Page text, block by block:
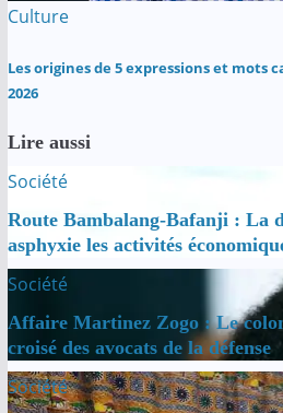
Culture
Les origines de 5 expressions et mots
2026
Lire aussi
Société
Route Bambalang-Bafanji : La
asphyxie les activités
Société
Affaire Martinez Zogo : Le
croisé des avocats de la défense
Société